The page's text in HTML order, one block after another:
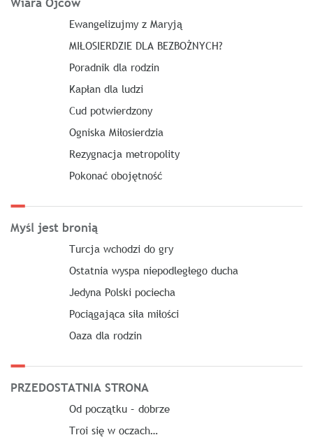
Ewangelizujmy z Maryją
MIŁOSIERDZIE DLA BEZBOŻNYCH?
Poradnik dla rodzin
Kapłan dla ludzi
Cud potwierdzony
Ogniska Miłosierdzia
Rezygnacja metropolity
Pokonać obojętność
Myśl jest bronią
Turcja wchodzi do gry
Ostatnia wyspa niepodległego ducha
Jedyna Polski pociecha
Pociągająca siła miłości
Oaza dla rodzin
PRZEDOSTATNIA STRONA
Od początku – dobrze
Troi się w oczach…